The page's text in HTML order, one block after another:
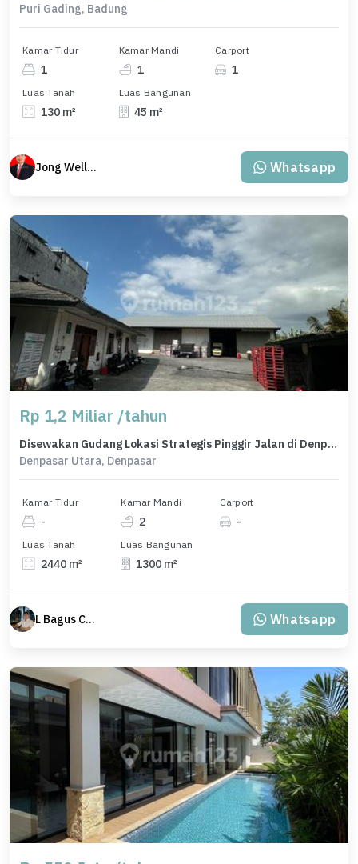
Puri Gading, Badung
Kamar Tidur
1
Kamar Mandi
1
Carport
1
Luas Tanah
130 m²
Luas Bangunan
45 m²
Jong Welly Sutrisno Whatsapp
Rp 1,2 Miliar /tahun
Disewakan Gudang Lokasi Strategis Pinggir Jalan di Denpasar Utara
Denpasar Utara, Denpasar
Kamar Tidur
-
Kamar Mandi
2
Carport
-
Luas Tanah
2440 m²
Luas Bangunan
1300 m²
L Bagus Cakra Baskara Whatsapp